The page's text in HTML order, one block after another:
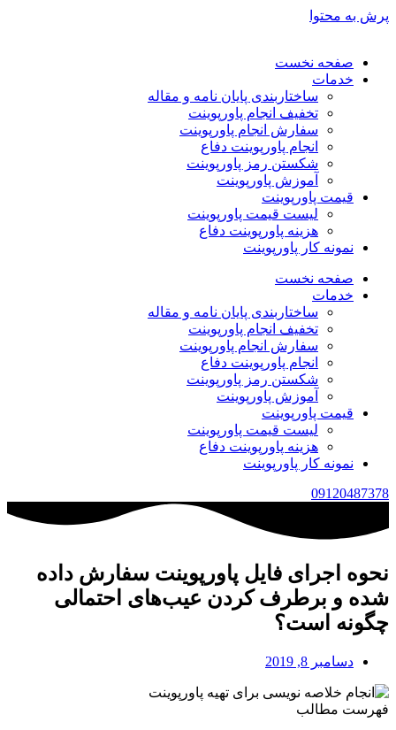
پرش به محتوا
صفحه نخست
خدمات
ساختاربندی پایان نامه و مقاله
تخفیف انجام پاورپوینت
سفارش انجام پاورپوینت
انجام پاورپوینت دفاع
شکستن رمز پاورپوینت
آموزش پاورپوینت
قیمت پاورپوینت
لیست قیمت پاورپوینت
هزینه پاورپوینت دفاع
نمونه کار پاورپوینت
صفحه نخست
خدمات
ساختاربندی پایان نامه و مقاله
تخفیف انجام پاورپوینت
سفارش انجام پاورپوینت
انجام پاورپوینت دفاع
شکستن رمز پاورپوینت
آموزش پاورپوینت
قیمت پاورپوینت
لیست قیمت پاورپوینت
هزینه پاورپوینت دفاع
نمونه کار پاورپوینت
09120487378
نحوه اجرای فایل پاورپوینت سفارش داده
شده و برطرف کردن عیب‌های احتمالی
چگونه است؟
دسامبر 8, 2019
فهرست مطالب